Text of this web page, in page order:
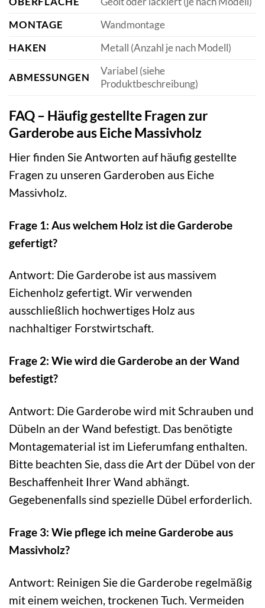
MONTAGE
Wandmontage
HAKEN
Metall (Anzahl je nach Modell)
ABMESSUNGEN
Variabel (siehe
Produktbeschreibung)
FAQ – Häufig gestellte Fragen zur
Garderobe aus Eiche Massivholz
Hier finden Sie Antworten auf häufig gestellte
Fragen zu unseren Garderoben aus Eiche
Massivholz.
Frage 1: Aus welchem Holz ist die Garderobe
gefertigt?
Antwort: Die Garderobe ist aus massivem
Eichenholz gefertigt. Wir verwenden
ausschließlich hochwertiges Holz aus
nachhaltiger Forstwirtschaft.
Frage 2: Wie wird die Garderobe an der Wand
befestigt?
Antwort: Die Garderobe wird mit Schrauben und
Dübeln an der Wand befestigt. Das benötigte
Montagematerial ist im Lieferumfang enthalten.
Bitte beachten Sie, dass die Art der Dübel von der
Beschaffenheit Ihrer Wand abhängt.
Gegebenenfalls sind spezielle Dübel erforderlich.
Frage 3: Wie pflege ich meine Garderobe aus
Massivholz?
Antwort: Reinigen Sie die Garderobe regelmäßig
mit einem weichen, trockenen Tuch. Vermeiden